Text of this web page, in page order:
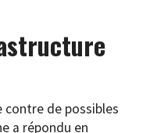
contre de possibles
a répondu en